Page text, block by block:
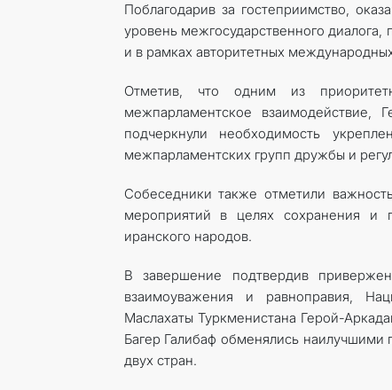
Поблагодарив за гостеприимство,
уровень межгосударственного
и в рамках авторитетных
Отметив, что одним из
межпарламентское взаимодействие,
подчеркнули необходимость
межпарламентских групп дружбы и
Собеседники также отметили
мероприятий в целях сохранения и
иранского народов.
В завершение подтвердив
взаимоуважения и равноправия,
Маслахаты Туркменистана Герой-
Багер Галибаф обменялись
двух стран.